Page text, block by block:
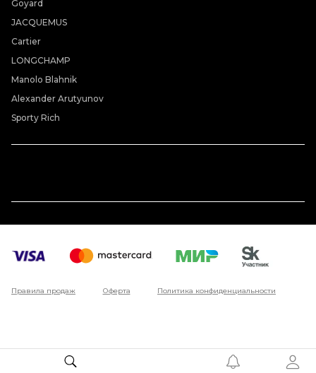
Goyard
JACQUEMUS
Cartier
LONGCHAMP
Manolo Blahnik
Alexander Arutyunov
Sporty Rich
Правила продаж Оферта Политика конфиденциальности